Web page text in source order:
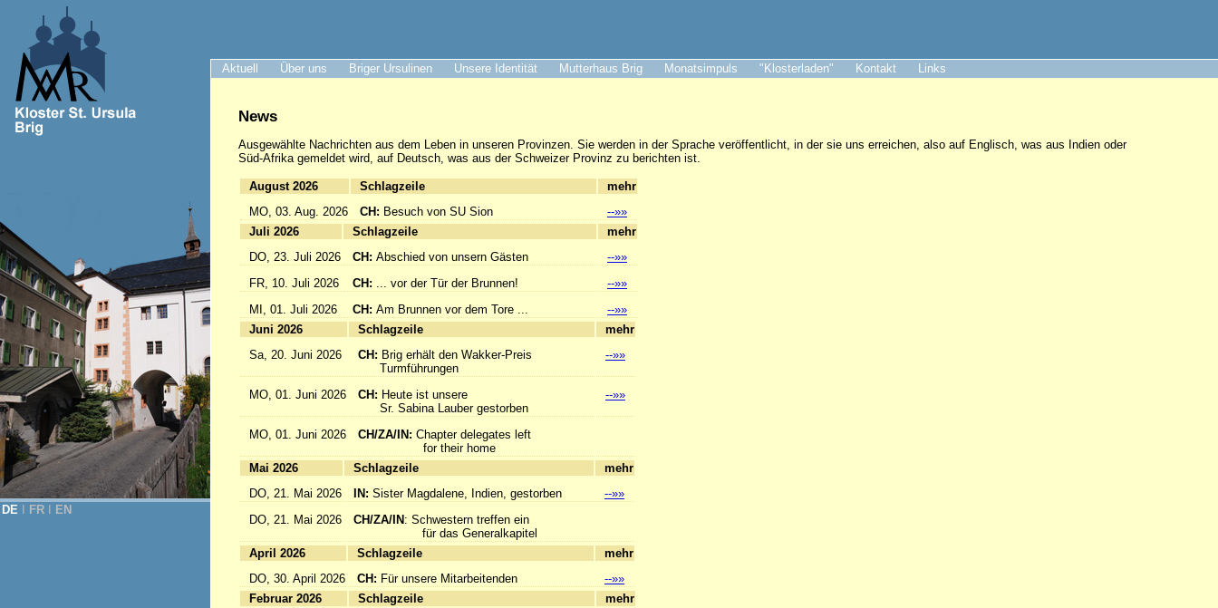
Aktuell Über uns Briger Ursulinen Unsere Identität Mutterhaus Brig Monatsimpuls "Klosterladen" Kontakt Links
DE FR EN
News
Ausgewählte Nachrichten aus dem Leben in unseren Provinzen. Sie werden in der Sprache veröffentlicht, in der sie uns erreichen, also auf Englisch, was aus Indien oder
Süd-Afrika gemeldet wird, auf Deutsch, was aus der Schweizer Provinz zu berichten ist.
August 2026 Schlagzeile
mehr
MO, 03. Aug. 2026
CH: Besuch von SU Sion
--»»
Juli 2026
Schlagzeile
mehr
DO, 23. Juli 2026
CH: Abschied von unsern Gästen
--»»
FR, 10. Juli 2026
CH: ... vor der Tür der Brunnen!
--»»
MI, 01. Juli 2026
CH: Am Brunnen vor dem Tore ...
--»»
Juni 2026
Schlagzeile
mehr
Sa, 20. Juni 2026
CH: Brig erhält den Wakker-Preis
Turmführungen
--»»
MO, 01. Juni 2026 CH: Heute ist unsere
Sr. Sabina Lauber gestorben
--»»
MO, 01. Juni 2026 CH/ZA/IN: Chapter delegates left
for their home
Mai 2026
Schlagzeile
mehr
DO, 21. Mai 2026
IN: Sister Magdalene, Indien, gestorben
--»»
DO, 21. Mai 2026
CH/ZA/IN : Schwestern treffen ein
für das Generalkapitel
April 2026
Schlagzeile
mehr
DO, 30. April 2026
CH: Für unsere Mitarbeitenden
--»»
Februar 2026
Schlagzeile
mehr